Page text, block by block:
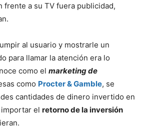
frente a su TV fuera publicidad,
al usuario y mostrarle un
para llamar la atención era lo
como el marketing de
como Procter & Gamble, se
cantidades de dinero invertido en
el retorno de la inversión